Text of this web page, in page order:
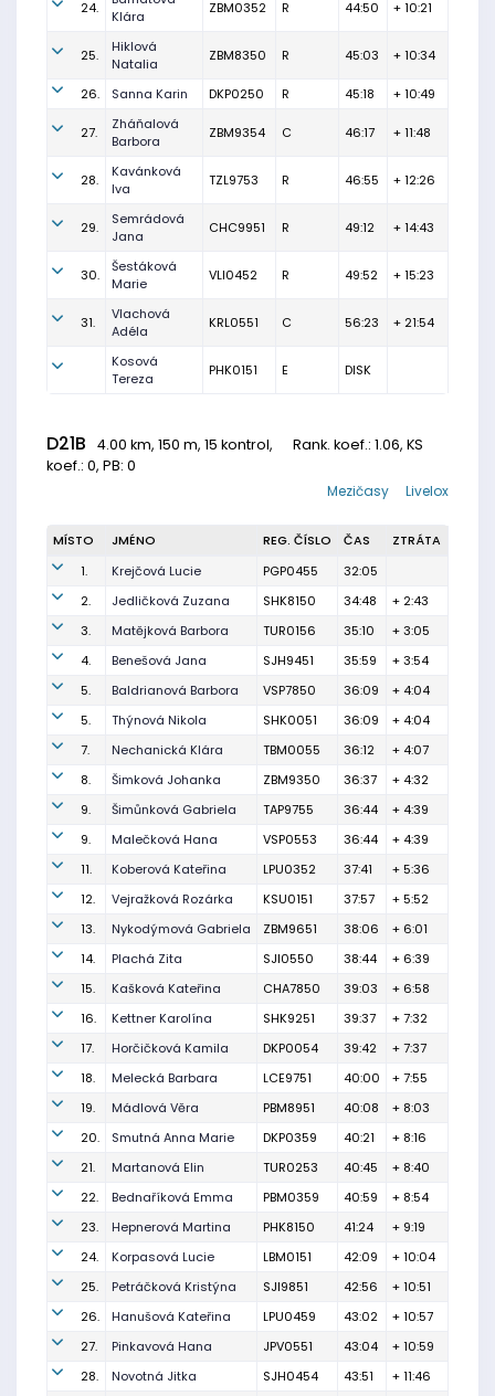
24.
Klára
ZBM0352 R 44:50 + 10:21
25.
Hiklová
Natalia
ZBM8350 R 45:03 + 10:34
26. Sanna Karin DKP0250 R 45:18 + 10:49
27.
Zháňalová
Barbora
ZBM9354 C 46:17 + 11:48
28.
Kavánková
Iva
TZL9753 R 46:55 + 12:26
29.
Semrádová
Jana
CHC9951 R 49:12 + 14:43
30.
Šestáková
Marie
VLI0452 R 49:52 + 15:23
31.
Vlachová
Adéla
KRL0551 C 56:23 + 21:54
Kosová
Tereza
PHK0151 E DISK
D21B 4.00 km, 150 m, 15 kontrol, Rank. koef.: 1.06, KS
koef.: 0, PB: 0
Livelox
Mezičasy
MÍSTO JMÉNO REG. ČÍSLO ČAS
ZTRÁTA
1.
Krejčová Lucie PGP0455
32:05
2.
Jedličková Zuzana SHK8150 34:48
+ 2:43
3.
Matějková Barbora TUR0156 35:10
+ 3:05
4.
Benešová Jana SJH9451 35:59
+ 3:54
5.
Baldrianová Barbora VSP7850 36:09
+ 4:04
5.
Thýnová Nikola SHK0051 36:09
+ 4:04
7.
Nechanická Klára TBM0055 36:12
+ 4:07
8.
Šimková Johanka ZBM9350 36:37
+ 4:32
9.
Šimůnková Gabriela TAP9755 36:44
+ 4:39
9.
Malečková Hana VSP0553 36:44
+ 4:39
11.
Koberová Kateřina LPU0352 37:41
+ 5:36
12.
Vejražková Rozárka KSU0151 37:57
+ 5:52
13.
Nykodýmová Gabriela ZBM9651 38:06
+ 6:01
14.
Plachá Zita SJI0550 38:44
+ 6:39
15.
Kašková Kateřina CHA7850 39:03
+ 6:58
16.
Kettner Karolína SHK9251 39:37
+ 7:32
17.
Horčičková Kamila DKP0054 39:42
+ 7:37
18.
Melecká Barbara LCE9751 40:00
+ 7:55
19.
Mádlová Věra PBM8951 40:08
+ 8:03
20.
Smutná Anna Marie DKP0359 40:21
+ 8:16
21.
Martanová Elin TUR0253 40:45
+ 8:40
22.
Bednaříková Emma PBM0359 40:59
+ 8:54
23.
Hepnerová Martina PHK8150 41:24
+ 9:19
24.
Korpasová Lucie LBM0151 42:09
+ 10:04
25.
Petráčková Kristýna SJI9851 42:56
+ 10:51
26.
Hanušová Kateřina LPU0459 43:02
+ 10:57
27.
Pinkavová Hana JPV0551 43:04
+ 10:59
28.
Novotná Jitka SJH0454 43:51
+ 11:46